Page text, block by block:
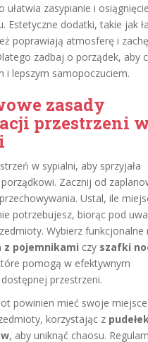
ułatwia zasypianie i osiągnięcie
Estetyczne dodatki, takie jak
poprawiają atmosferę i
zadbaj o porządek, aby
i lepszym samopoczuciem.
zasady
przestrzeni
w sypialni, aby sprzyjała
Zacznij od
Ustal, ile
potrzebujesz, biorąc pod
Wybierz funkcjonalne
z pojemnikami czy szafki
pomogą w efektywnym
przestrzeni.
powinien mieć swoje miejsce.
korzystając z
, aby uniknąć chaosu.